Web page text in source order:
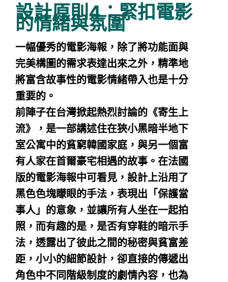
設計原則4：緊扣電影
的情緒與氛圍
一幅優秀的電影海報，除了將功能面與
完美構圖的需求表達出來之外，精準地
將富含故事性的電影情緒帶入也是十分
重要的。
前陣子在台灣掀起熱烈討論的《寄生上
流》，是一部講述住在狹小黑暗半地下
室公寓中的貧窮韓國家庭，與另一個富
有人家在首爾豪宅相遇的故事。在法國
版的電影海報中可看見，設計上沿用了
黑色色塊矇眼的手法，表現出「保護當
事人」的意象，並讓所有人坐在一起拍
照，而有趣的是，是否有穿鞋的暗示手
法，透露出了彼此之間的秘密與貧富差
距，小小的細節設計，卻直接的傳遞出
角色中不同階級制度的劇情內容，也為